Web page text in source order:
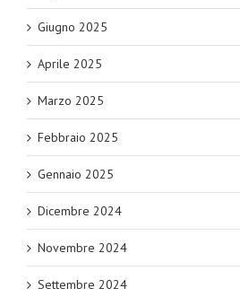
Giugno 2025
Aprile 2025
Marzo 2025
Febbraio 2025
Gennaio 2025
Dicembre 2024
Novembre 2024
Settembre 2024